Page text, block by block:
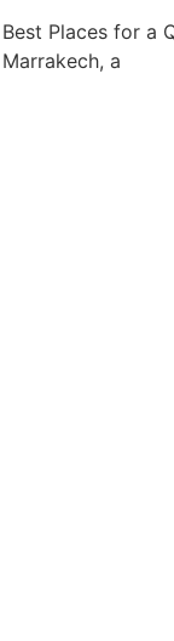
Best Places for a
Marrakech, a